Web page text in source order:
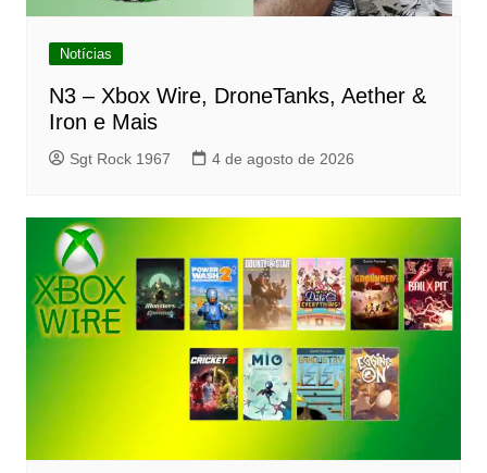
Notícias
N3 – Xbox Wire, DroneTanks, Aether &
Iron e Mais
Sgt Rock 1967 4 de agosto de 2026